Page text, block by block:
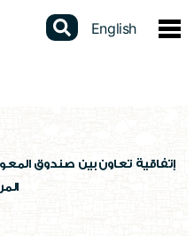
دليل الخدمات
المشاركات الالكترونية
English
إتفاقية تعاون بين صندوق